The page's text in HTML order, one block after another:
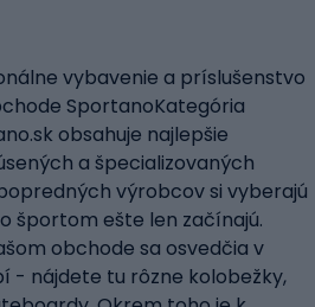
vybavenie a príslušenstvo
SportanoKategória
obsahuje najlepšie
a špecializovaných
výrobcov si vyberajú
športom ešte len začínajú.
obchode sa osvedčia v
- nájdete tu rôzne kolobežky,